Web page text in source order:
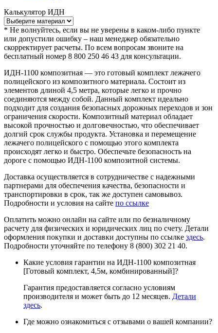
Калькулятор ИДН
* Не волнуйтесь, если вы не уверены в каком-либо пункте
или допустили ошибку – наш менеджер обязательно
скорректирует расчеты. По всем вопросам звоните на
бесплатный номер 8 800 250 46 43 для консультации.
ИДН-1100 композитная — это готовый комплект лежачего
полицейского из композитного материала. Состоит из
элементов длиной 4,5 метра, которые легко и прочно
соединяются между собой. Данный комплект идеально
подходит для создания безопасных дорожных переходов и зон
ограничения скорости. Композитный материал обладает
высокой прочностью и долговечностью, что обеспечивает
долгий срок службы продукта. Установка и перемещение
лежачего полицейского с помощью этого комплекта
происходят легко и быстро. Обеспечьте безопасность на
дороге с помощью ИДН-1100 композитной системы.
Доставка осуществляется в сотрудничестве с надежными
партнерами для обеспечения качества, безопасности и
транспортировки в срок, так же доступен самовывоз.
Подробности и условия на сайте по ссылке
Оплатить можно онлайн на сайте или по безналичному
расчету для физических и юридических лиц по счету. Детали
оформления покупки и доставки доступны по ссылке здесь.
Подробности уточняйте по телефону 8 (800) 302 21 40.
Какие условия гарантии на ИДН-1100 композитная
[Готовый комплект, 4,5м, комбинированный]?
Гарантия предоставляется согласно условиям
производителя и может быть до 12 месяцев. Детали
здесь.
Где можно ознакомиться с отзывами о вашей компании?